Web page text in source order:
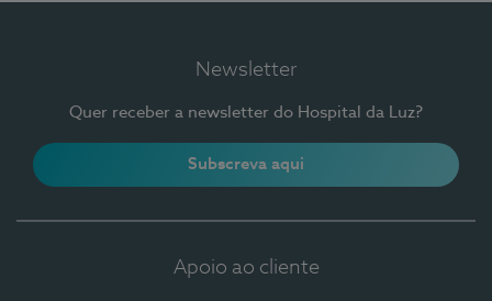
Newsletter
Quer receber a newsletter do Hospital da Luz?
Subscreva aqui
Apoio ao cliente